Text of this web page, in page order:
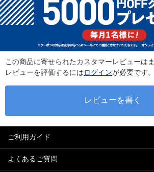
この商品に寄せられたカスタマーレビューは
レビューを評価するにはログインが必要です。
ご利用ガイド
よくあるご質問